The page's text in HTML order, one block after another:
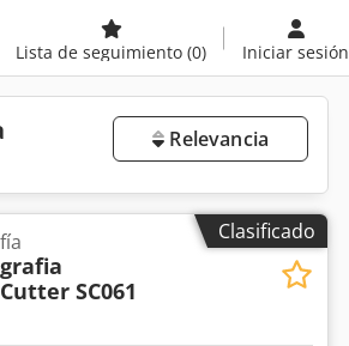
Lista de seguimiento (0) Iniciar sesión
Relevancia
Clasificado
SC061